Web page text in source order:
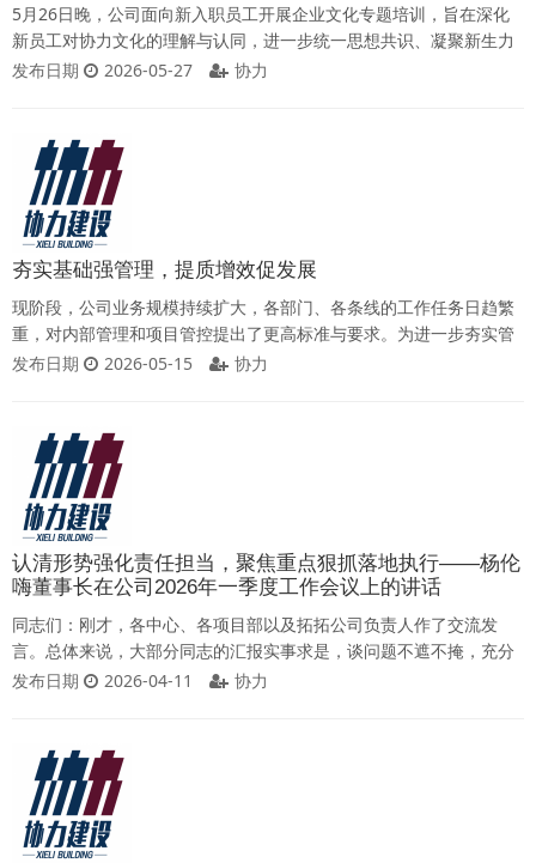
5月26日晚，公司面向新入职员工开展企业文化专题培训，旨在深化
新员工对协力文化的理解与认同，进一步统一思想共识、凝聚新生力
量，为公司持续稳健发展筑牢根基。 本次培训是协力公司成立十五年
核心内容两大板块，全面回顾了公司从专业承包向总承包转型升级的
发展史，结合自身与公司共同成
发布日期 2026-05-27 协力
夯实基础强管理，提质增效促发展
现阶段，公司业务规模持续扩大，各部门、各条线的工作任务日趋繁
重，对内部管理和项目管控提出了更高标准与要求。为进一步夯实管
理基础、提升管理质效，公司上下应当拧成一股绳、劲往一处使，从
发展的中坚力量，是贯通高层决策部署与基层落地执行的关键枢纽。
作为协力的中层干部，既要注重自我提升，
发布日期 2026-05-15 协力
认清形势强化责任担当，聚焦重点狠抓落地执行——杨伦
嗨董事长在公司2026年一季度工作会议上的讲话
同志们：刚才，各中心、各项目部以及拓拓公司负责人作了交流发
言。总体来说，大部分同志的汇报实事求是，谈问题不遮不掩，充分
说明了我们的部门负责人对行业、对公司所面临的严峻形势有了一个
须坚决予以纠正。从一季度来看，公司整体运转平稳，主要指标完成
情况基本符合预期，重点工作任务、重点项目建
发布日期 2026-04-11 协力